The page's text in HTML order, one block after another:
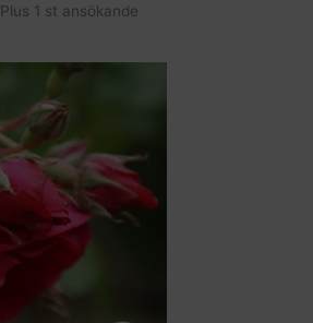
Plus 1 st ansökande